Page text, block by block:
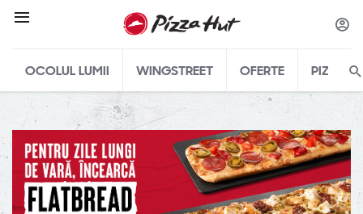
OCOLUL LUMII WINGSTREET OFERTE PIZZA